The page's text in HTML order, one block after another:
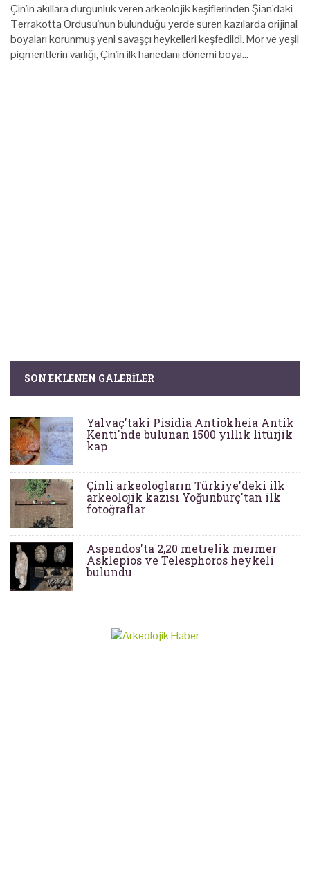
Çin'in akıllara durgunluk veren arkeolojik keşiflerinden Şian'daki
Terrakotta Ordusu'nun bulunduğu yerde süren kazılarda orijinal
boyaları korunmuş yeni savaşçı heykelleri keşfedildi. Mor ve yeşil
pigmentlerin varlığı, Çin'in ilk hanedanı dönemi boya…
SON EKLENEN GALERILER
Yalvaç'taki Pisidia Antiokheia Antik
Kenti'nde bulunan 1500 yıllık litürjik
kap
Çinli arkeologların Türkiye'deki ilk
arkeolojik kazısı Yoğunburç'tan ilk
fotoğraflar
Aspendos'ta 2,20 metrelik mermer
Asklepios ve Telesphoros heykeli
bulundu